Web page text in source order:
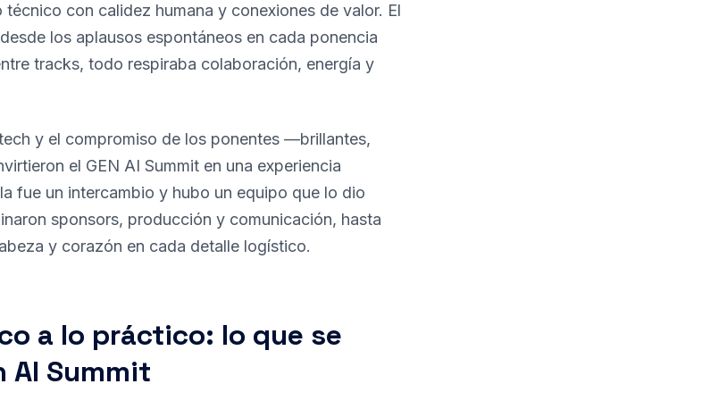
con calidez humana y conexiones de valor. El
los aplausos espontáneos en cada ponencia
tracks, todo respiraba colaboración, energía y
y el compromiso de los ponentes —brillantes,
el GEN AI Summit en una experiencia
fue un intercambio y hubo un equipo que lo dio
sponsors, producción y comunicación, hasta
y corazón en cada detalle logístico.
a lo práctico: lo que se
AI Summit